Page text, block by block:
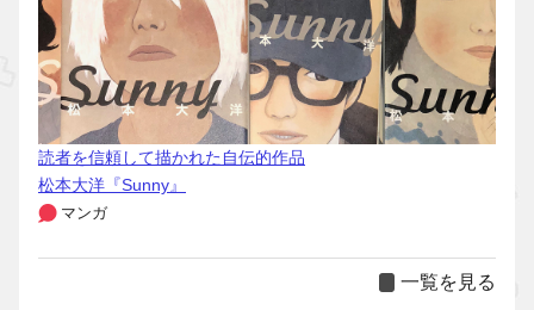
読者を信頼して描かれた自伝的作品
松本大洋『Sunny』
マンガ
一覧を見る